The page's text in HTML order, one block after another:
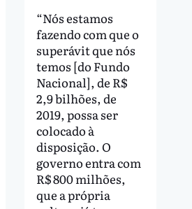
“Nós estamos
fazendo com que o
superávit que nós
temos [do Fundo
Nacional], de R$
2,9 bilhões, de
2019, possa ser
colocado à
disposição. O
governo entra com
R$ 800 milhões,
que a própria